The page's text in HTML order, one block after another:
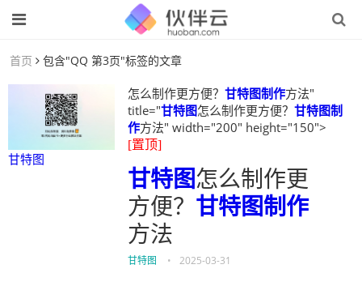
首页 包含"QQ 第3页"标签的文章
甘特图
怎么制作更方便？ 甘特图制作方法"
title="甘特图怎么制作更方便？ 甘特图制
作方法" width="200" height="150">
[置顶]
甘特图怎么制作更
方便？ 甘特图制作
方法
甘特图 • 2025-03-31